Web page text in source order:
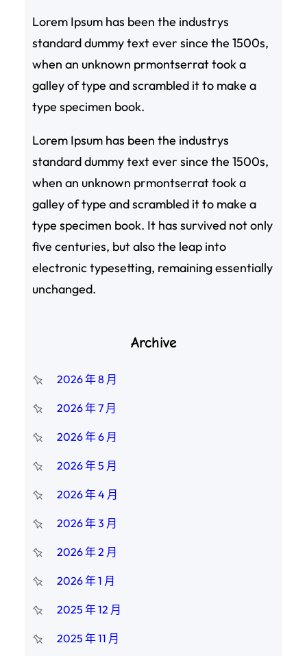
Lorem Ipsum has been the industrys
standard dummy text ever since the 1500s,
when an unknown prmontserrat took a
galley of type and scrambled it to make a
type specimen book.
Lorem Ipsum has been the industrys
standard dummy text ever since the 1500s,
when an unknown prmontserrat took a
galley of type and scrambled it to make a
type specimen book. It has survived not only
five centuries, but also the leap into
electronic typesetting, remaining essentially
unchanged.
Archive
2026 年 8 月
2026 年 7 月
2026 年 6 月
2026 年 5 月
2026 年 4 月
2026 年 3 月
2026 年 2 月
2026 年 1 月
2025 年 12 月
2025 年 11 月